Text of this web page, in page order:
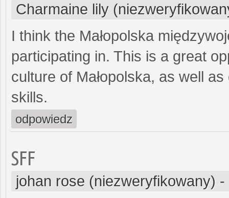
Charmaine lily
I think the Małopolska
participating in. This is a great
culture of Małopolska, as well
skills.
odpowiedz
SFF
johan rose (niezweryfikowany) -